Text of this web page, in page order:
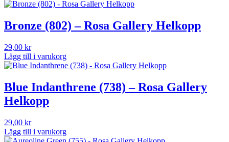
Bronzе (802) – Rosa Gallery Helkopp
29,00 kr
Lägg till i varukorg
Blue Indanthrene (738) – Rosa Gallery
Helkopp
29,00 kr
Lägg till i varukorg